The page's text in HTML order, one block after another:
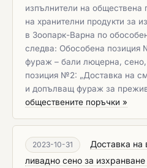
изпълнители на обществена
на хранителни продукти за
в Зоопарк-Варна по
следва: Обособена позиция
фураж – бали люцерна,
позиция №2: „Доставка на
и допълващ фураж за
обществените поръчки »
2023-10-31
Доставка на
ливадно сено за